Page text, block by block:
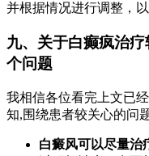
并根据情况进行调整，
九、关于白癫疯治
个问题
我相信各位看完上文已
知,围绕患者较关心的问
白癜风可以尽量治